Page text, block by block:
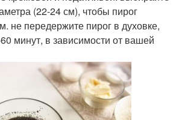
(22-24 см), чтобы пирог
не передержите пирог в духовке,
минут, в зависимости от вашей